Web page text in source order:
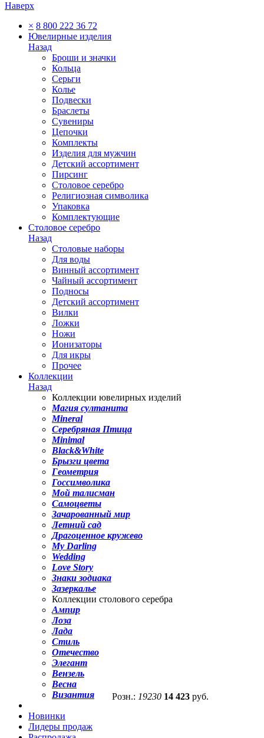
Розн.: 19230 14 423 руб.
Наверх
× 8 800 222 36 72
Ювелирные изделия
Назад
Броши и значки
Кольца
Серьги
Колье
Подвески
Браслеты
Сувениры
Цепочки
Комплекты
Изделия для мужчин
Детский ассортимент
Пирсинг
Столовое серебро
Религиозная символика
Упаковка
Комплектующие
Столовое серебро
Назад
Столовые наборы
Для воды
Винный ассортимент
Чайный ассортимент
Подносы
Детский ассортимент
Вилки
Ложки
Ножи
Ионизаторы
Для икры
Прочее
Коллекции
Назад
Коллекции ювелирных изделий
Магия султанита
Mineral
Серебряная Птица
Minimal
Black&White
Брызги цвета
Геометрия
Госсимволика
Мой талисман
Самоцветы
Зачарованный мир
Летний сад
Драгоценное кружево
My Darling
Wedding
Love Story
Знаки зодиака
Зазеркалье
Коллекции столового серебра
Ампир
Лоза
Лада
Стиль
Отечество
Элегант
Вензель
Весна
Византия
Новинки
Лидеры продаж